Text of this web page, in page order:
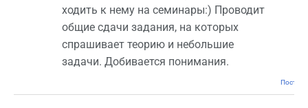
ходить к нему на семинары:) Проводит
общие сдачи задания, на которых
спрашивает теорию и небольшие
задачи. Добивается понимания.